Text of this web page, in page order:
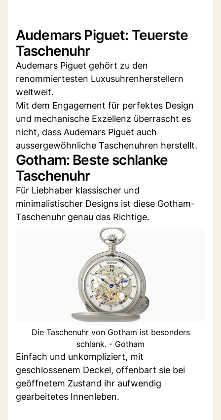
Audemars Piguet: Teuerste
Taschenuhr
Audemars Piguet gehört zu den
renommiertesten Luxusuhrenherstellern
weltweit.
Mit dem Engagement für perfektes Design
und mechanische Exzellenz überrascht es
nicht, dass Audemars Piguet auch
aussergewöhnliche Taschenuhren herstellt.
Gotham: Beste schlanke
Taschenuhr
Für Liebhaber klassischer und
minimalistischer Designs ist diese Gotham-
Taschenuhr genau das Richtige.
Die Taschenuhr von Gotham ist besonders
schlank. - Gotham
Einfach und unkompliziert, mit
geschlossenem Deckel, offenbart sie bei
geöffnetem Zustand ihr aufwendig
gearbeitetes Innenleben.